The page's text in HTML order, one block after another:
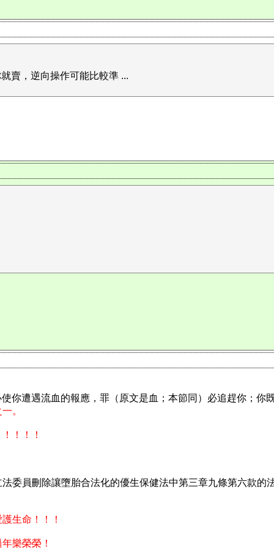
賣，逆向操作可能比較準 ...
你遭遇流血的報應，罪（原文是血；本節同）必追趕你；你
。
！！！
委員刪除讓墮胎合法化的優生保健法中第三章九條第六款
生命！！！
樂榮榮！